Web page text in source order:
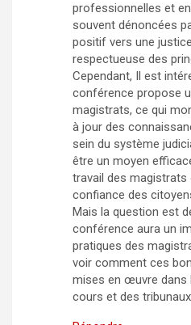
professionnelles et
souvent dénoncées
positif vers une
respectueuse des
Cependant, Il est
conférence propose
magistrats, ce qui
à jour des
sein du système
être un moyen
travail des
confiance des
Mais la question est
conférence aura un
pratiques des
voir comment ces
mises en œuvre dans
cours et des